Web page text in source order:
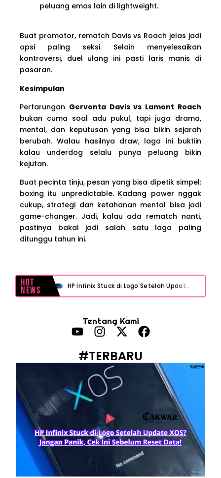
peluang emas lain di lightweight.
Buat promotor, rematch Davis vs Roach jelas jadi
opsi paling seksi. Selain menyelesaikan
kontroversi, duel ulang ini pasti laris manis di
pasaran.
Kesimpulan
Pertarungan Gervonta Davis vs Lamont Roach
bukan cuma soal adu pukul, tapi juga drama,
mental, dan keputusan yang bisa bikin sejarah
berubah. Walau hasilnya draw, laga ini buktiin
kalau underdog selalu punya peluang bikin
kejutan.
Buat pecinta tinju, pesan yang bisa dipetik simpel:
boxing itu unpredictable. Kadang power nggak
cukup, strategi dan ketahanan mental bisa jadi
game-changer. Jadi, kalau ada rematch nanti,
pastinya bakal jadi salah satu laga paling
ditunggu tahun ini.
Hot
News HP Infinix Stuck di Logo Setelah Update XOS? Jangan Panik, Cek Ini Sebelum Reset Data!
HP Huawei Cepat Panas? Ini Penyebab Utama dan Cara Mengatasinya
Tentang Kami
#TERBARU